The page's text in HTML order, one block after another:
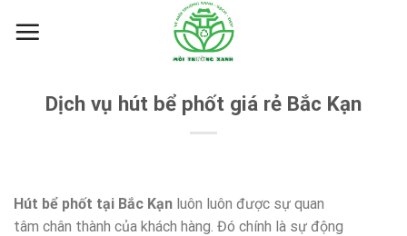
Dịch vụ hút bể phốt giá rẻ Bắc Kạn
Hút bể phốt tại Bắc Kạn luôn luôn được sự quan
tâm chân thành của khách hàng. Đó chính là sự động